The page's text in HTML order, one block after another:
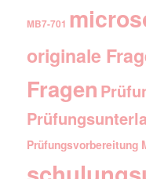
MB7-701
originale
Fragen
Prüfungsvorbereitung